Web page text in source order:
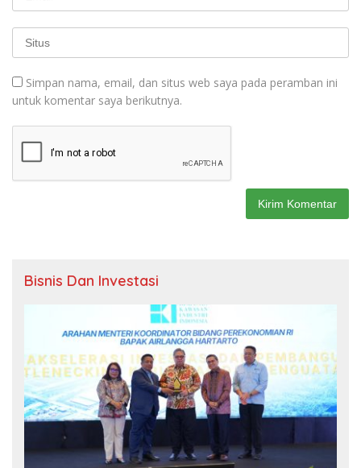
Simpan nama, email, dan situs web saya pada peramban ini
untuk komentar saya berikutnya.
Bisnis Dan Investasi